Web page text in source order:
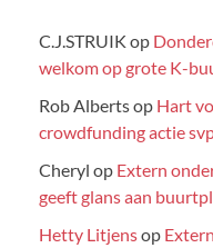
C.J.STRUIK op
welkom op grote K-
Rob Albertsop Hart
crowdfunding actie
Cheryl op Extern
geeft glans aan
Hetty Litjensop